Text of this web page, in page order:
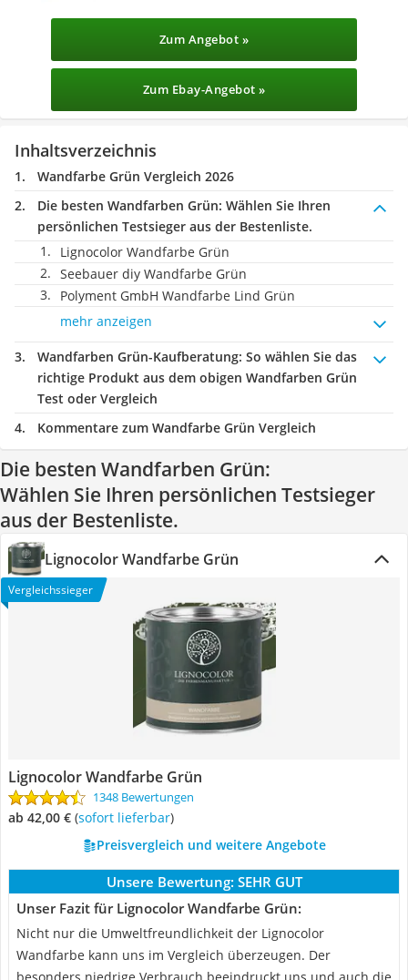
Zum Angebot »
Zum Ebay-Angebot »
Inhaltsverzeichnis
Wandfarbe Grün Vergleich 2026
Die besten Wandfarben Grün: Wählen Sie Ihren
persönlichen Testsieger aus der Bestenliste.
Lignocolor Wandfarbe Grün
Seebauer diy Wandfarbe Grün
Polyment GmbH Wandfarbe Lind Grün
mehr anzeigen
Wandfarben Grün-Kaufberatung: So wählen Sie das
richtige Produkt aus dem obigen Wandfarben Grün
Test oder Vergleich
Kommentare zum Wandfarbe Grün Vergleich
Die besten Wandfarben Grün:
Wählen Sie Ihren persönlichen Testsieger
aus der Bestenliste.
Lignocolor Wandfarbe Grün
Vergleichssieger
Lignocolor Wandfarbe Grün
1348 Bewertungen
ab 42,00 € ( Sofort lieferbar)
Preisvergleich und weitere Angebote
Unsere Bewertung: SEHR GUT
Unser Fazit für Lignocolor Wandfarbe Grün:
Nicht nur die Umweltfreundlichkeit der Lignocolor
Wandfarbe kann uns im Vergleich überzeugen. Der